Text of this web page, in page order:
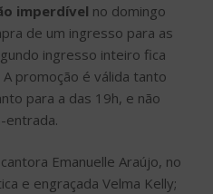
imperdível no domingo
de um ingresso para as
ingresso inteiro fica
promoção é válida tanto
para a das 19h, e não
entrada.
Emanuelle Araújo, no
e engraçada Velma Kelly;